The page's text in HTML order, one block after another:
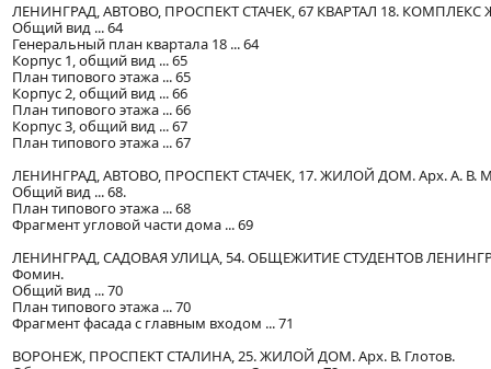
ЛЕНИНГРАД, АВТОВО, ПРОСПЕКТ СТАЧЕК, 67 КВАРТАЛ 18.
Общий вид ... 64
Генеральный план квартала 18 ... 64
Корпус 1, общий вид ... 65
План типового этажа ... 65
Корпус 2, общий вид ... 66
План типового этажа ... 66
Корпус 3, общий вид ... 67
План типового этажа ... 67
ЛЕНИНГРАД, АВТОВО, ПРОСПЕКТ СТАЧЕК, 17. ЖИЛОЙ ДОМ. Арх. А. В.
Общий вид ... 68.
План типового этажа ... 68
Фрагмент угловой части дома ... 69
ЛЕНИНГРАД, САДОВАЯ УЛИЦА, 54. ОБЩЕЖИТИЕ СТУДЕНТОВ
Фомин.
Общий вид ... 70
План типового этажа ... 70
Фрагмент фасада с главным входом ... 71
ВОРОНЕЖ, ПРОСПЕКТ СТАЛИНА, 25. ЖИЛОЙ ДОМ. Арх. В. Глотов.